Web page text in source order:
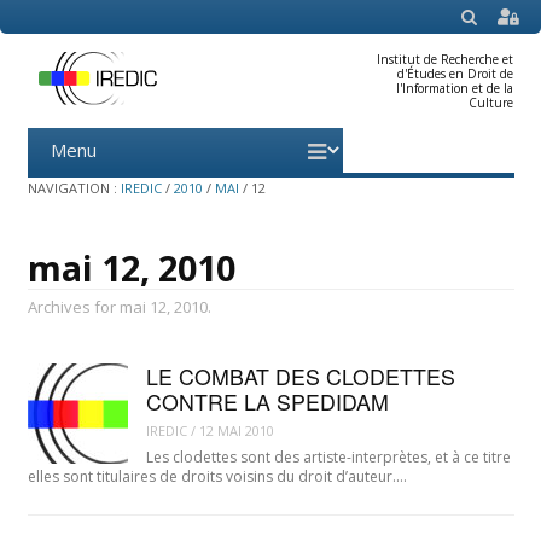
SEARCH
Institut de Recherche et
d'Études en Droit de
l'Information et de la
Culture
Menu
content
NAVIGATION : IREDIC / 2010 / MAI / 12
mai 12, 2010
Archives for mai 12, 2010.
LE COMBAT DES CLODETTES
CONTRE LA SPEDIDAM
IREDIC/ 12 MAI 2010
Les clodettes sont des artiste-interprètes, et à ce titre
elles sont titulaires de droits voisins du droit d’auteur.…